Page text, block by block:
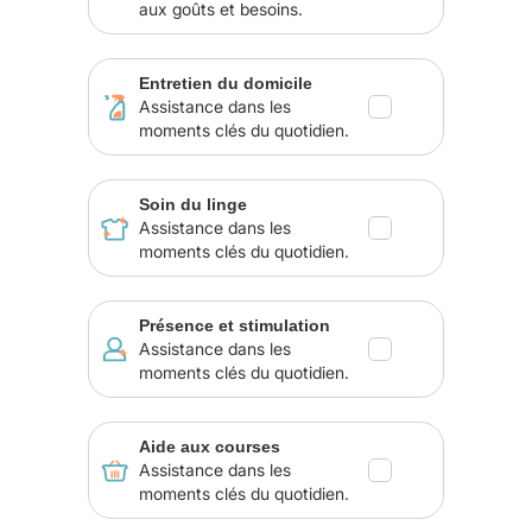
aux goûts et besoins.
Entretien du domicile
Assistance dans les
moments clés du quotidien.
Soin du linge
Assistance dans les
moments clés du quotidien.
Présence et stimulation
Assistance dans les
moments clés du quotidien.
Aide aux courses
Assistance dans les
moments clés du quotidien.